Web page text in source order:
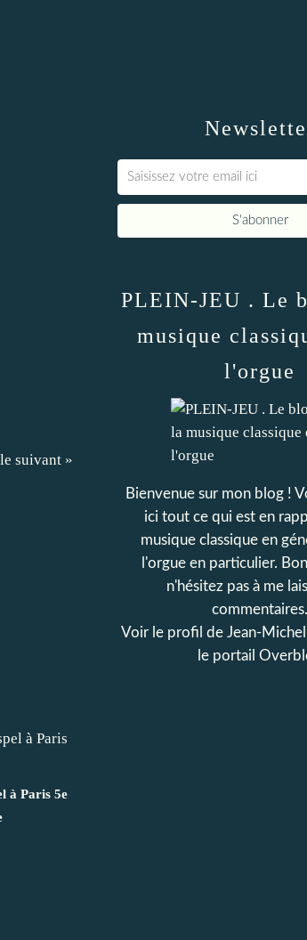
suivant »
à Paris 5e
PLEIN-JEU . Le
musique
l'orgue
Bienvenue sur mon blog !
ici tout ce qui est en
musique classique en
l'orgue en particulier.
n'hésitez pas à me
commentaires.
Voir le profil de Jean-
le portail